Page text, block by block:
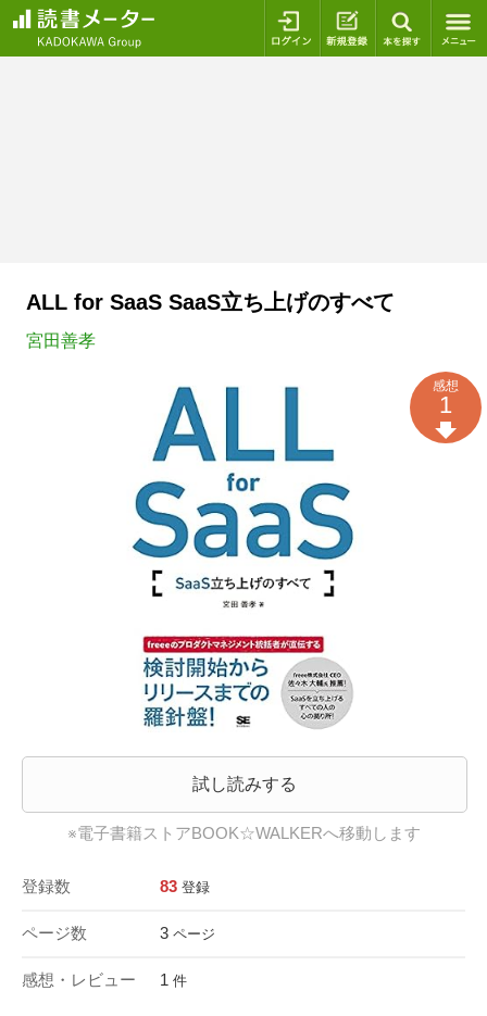
ログイン 新規登録
ALL for SaaS SaaS立ち上げのすべて
宮田善孝
試し読みする
※電子書籍ストアBOOK☆WALKERへ移動します
登録数 83 登録
ページ数 3 ページ
感想・レビュー 1 件
感想
1